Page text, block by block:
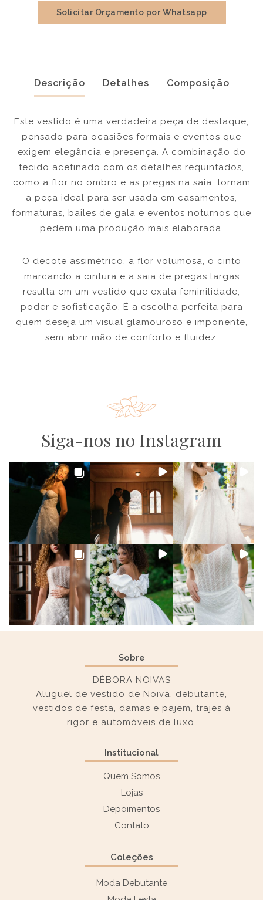
Solicitar Orçamento por Whatsapp
Descrição Detalhes Composição
Este vestido é uma verdadeira peça de destaque,
pensado para ocasiões formais e eventos que
exigem elegância e presença. A combinação do
tecido acetinado com os detalhes requintados,
como a flor no ombro e as pregas na saia, tornam
a peça ideal para ser usada em casamentos,
formaturas, bailes de gala e eventos noturnos que
pedem uma produção mais elaborada.
O decote assimétrico, a flor volumosa, o cinto
marcando a cintura e a saia de pregas largas
resulta em um vestido que exala feminilidade,
poder e sofisticação. É a escolha perfeita para
quem deseja um visual glamouroso e imponente,
sem abrir mão de conforto e fluidez.
Siga-nos no Instagram
Sobre
DÉBORA NOIVAS
Aluguel de vestido de Noiva, debutante,
vestidos de festa, damas e pajem, trajes à
rigor e automóveis de luxo.
Institucional
Quem Somos
Lojas
Depoimentos
Contato
Coleções
Moda Debutante